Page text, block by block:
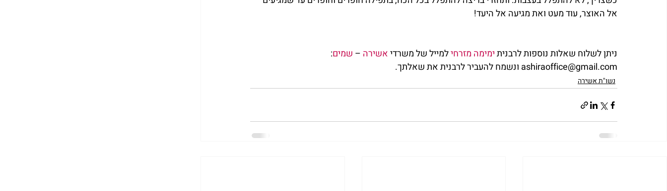
אל האוצר, עוד מעט ואת מגיעה אל היעד!
ניתן לשלוח שאלות נוספות לרבנית ימימה מזרחי למייל של משרדי אשירה – שמים:
ashiraoffice@gmail.com ונשמח להעביר לרבנית את שאלתך.
נשו"ת אשירה